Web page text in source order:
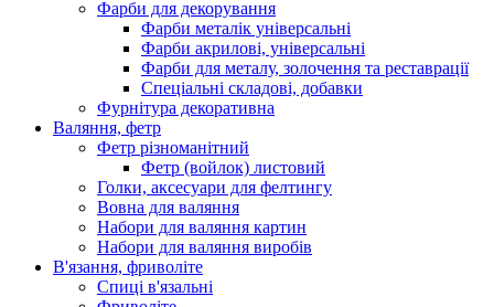
Фарби для декорування
Фарби металік універсальні
Фарби акрилові, універсальні
Фарби для металу, золочення та реставрації
Спеціальні складові, добавки
Фурнітура декоративна
Валяння, фетр
Фетр різноманітний
Фетр (войлок) листовий
Голки, аксесуари для фелтингу
Вовна для валяння
Набори для валяння картин
Набори для валяння виробів
В'язання, фриволіте
Спиці в'язальні